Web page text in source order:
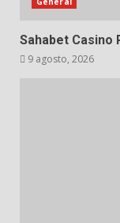
Sahabet Casino
9 agosto, 2026